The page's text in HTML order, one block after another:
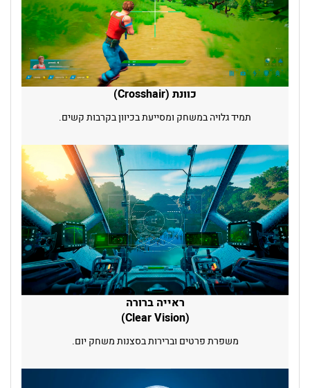
כוונת (Crosshair)
תמיד גלויה במשחק ומסייעת בכיוון בקרבות קשים.
ראייה ברורה
(Clear Vision)
משפרת פרטים וברירות בסצנות משחק יום.